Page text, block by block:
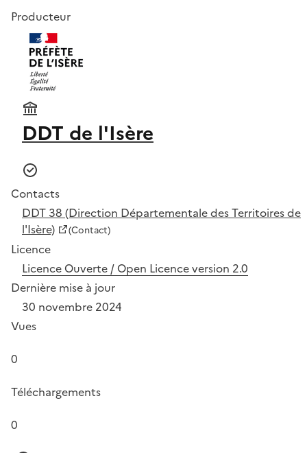
Producteur
DDT de l'Isère
Contacts
DDT 38 (Direction Départementale des Territoires de
l'Isère)
(Contact)
Licence
Licence Ouverte / Open Licence version 2.0
Dernière mise à jour
30 novembre 2024
Vues
0
Téléchargements
0